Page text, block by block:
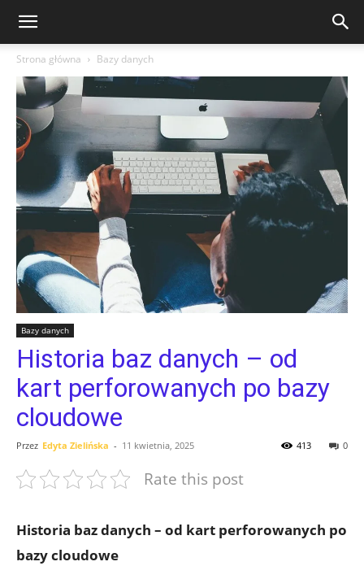
Strona główna Bazy danych
Bazy danych
Historia baz danych – od
kart perforowanych po bazy
cloudowe
Przez Edyta Zielińska - 11 kwietnia, 2025 0
413
Rate this post
Historia baz danych – ⁣od kart⁤ perforowanych po
bazy ⁤cloudowe